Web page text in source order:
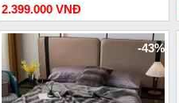
2.399.000 VNĐ
-43%